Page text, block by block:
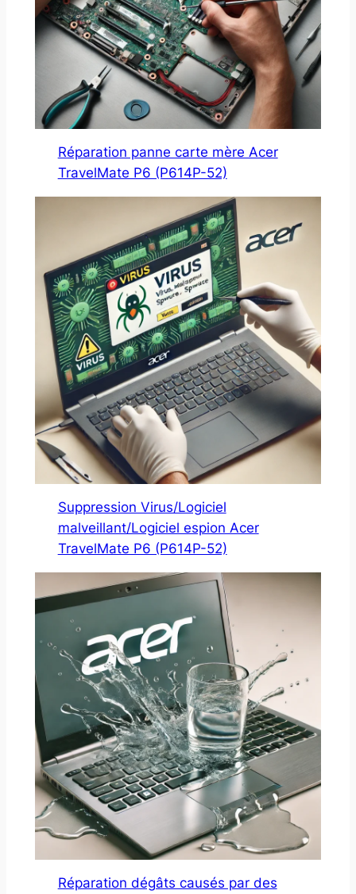
Réparation panne carte mère Acer
TravelMate P6 (P614P-52)
Suppression Virus/Logiciel
malveillant/Logiciel espion Acer
TravelMate P6 (P614P-52)
Réparation dégâts causés par des